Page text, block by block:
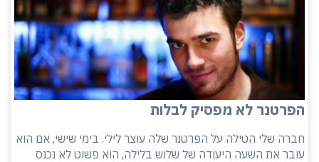
הפרטנר לא מפסיק לבלות
חברה שלי הטילה על הפרטנר שלה עוצר לילי. בימי שישי, אם הוא
עובר את השעה היעודה של שלוש בלילה, הוא פשוט לא נכנס